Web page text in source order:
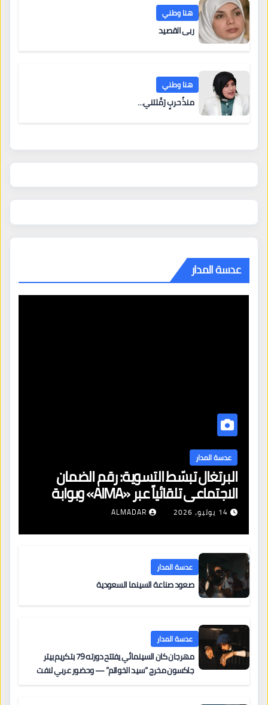
هنا وطني
ربى القصيد
هنا وطني
منذُ حربٍ رَمَّلتني…
عدسة المدار
عدسة المدار
البرتغال تبسّط التسوية: رقم الضمان
الاجتماعي تلقائياً عبر «AIMA» وبوابة
جديدة لتجديد الإقامات
14 يوليو، 2026 ALMADAR
عدسة المدار
صعود صناعة السينما السعودية
عدسة المدار
مهرجان كان السينمائي يفتتح دورته 79 بتكريم بيتر
جاكسون مخرج “سيد الخواتم” — وحضور عربي لافت